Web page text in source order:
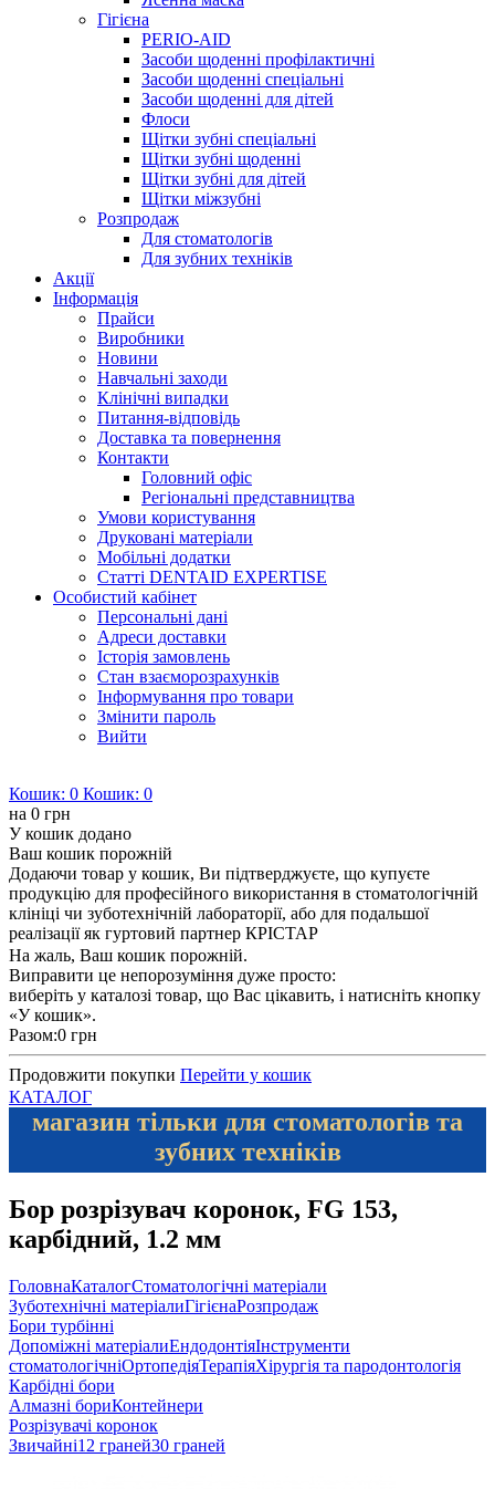
Гігієна
PERIO-AID
Засоби щоденні профілактичні
Засоби щоденні спеціальні
Засоби щоденні для дітей
Флоси
Щітки зубні спеціальні
Щітки зубні щоденні
Щітки зубні для дітей
Щітки міжзубні
Розпродаж
Для стоматологів
Для зубних техніків
Акції
Інформація
Прайси
Виробники
Новини
Навчальні заходи
Клінічні випадки
Питання-відповідь
Доставка та повернення
Контакти
Головний офіс
Регіональні представництва
Умови користування
Друковані матеріали
Мобільні додатки
Статті DENTAID EXPERTISE
Особистий кабінет
Персональні дані
Адреси доставки
Історія замовлень
Стан взаєморозрахунків
Інформування про товари
Змінити пароль
Вийти
Кошик: 0 Кошик: 0
на 0 грн
У кошик додано
Ваш кошик порожній
Додаючи товар у кошик, Ви підтверджуєте, що купуєте
продукцію для професійного використання в стоматологічній
клініці чи зуботехнічній лабораторії, або для подальшої
реалізації як гуртовий партнер КРІСТАР
На жаль, Ваш кошик порожній.
Виправити це непорозуміння дуже просто:
виберіть у каталозі товар, що Вас цікавить, і натисніть кнопку
«У кошик».
Разом:0 грн
Продовжити покупки Перейти у кошик
КАТАЛОГ
магазин тільки для стоматологів та
зубних техніків
Бор розрізувач коронок, FG 153,
карбідний, 1.2 мм
ГоловнаКаталогСтоматологічні матеріали
Зуботехнічні матеріалиГігієнаРозпродаж
Бори турбінні
Допоміжні матеріалиЕндодонтіяІнструменти
стоматологічніОртопедіяТерапіяХірургія та пародонтологія
Карбідні бори
Алмазні бориКонтейнери
Розрізувачі коронок
Звичайні12 граней30 граней